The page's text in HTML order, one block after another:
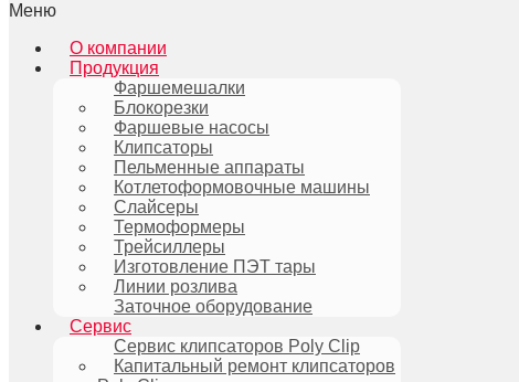
Меню
О компании
Продукция
Фаршемешалки
Блокорезки
Фаршевые насосы
Клипсаторы
Пельменные аппараты
Котлетоформовочные машины
Слайсеры
Термоформеры
Трейсиллеры
Изготовление ПЭТ тары
Линии розлива
Заточное оборудование
Сервис
Сервис клипсаторов Poly Clip
Капитальный ремонт клипсаторов